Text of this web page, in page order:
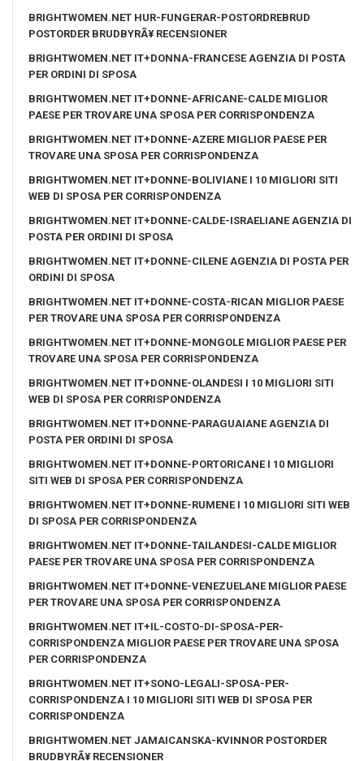
BRIGHTWOMEN.NET HUR-FUNGERAR-POSTORDREBRUD
POSTORDER BRUDBYRÃ¥ RECENSIONER
BRIGHTWOMEN.NET IT+DONNA-FRANCESE AGENZIA DI POSTA
PER ORDINI DI SPOSA
BRIGHTWOMEN.NET IT+DONNE-AFRICANE-CALDE MIGLIOR
PAESE PER TROVARE UNA SPOSA PER CORRISPONDENZA
BRIGHTWOMEN.NET IT+DONNE-AZERE MIGLIOR PAESE PER
TROVARE UNA SPOSA PER CORRISPONDENZA
BRIGHTWOMEN.NET IT+DONNE-BOLIVIANE I 10 MIGLIORI SITI
WEB DI SPOSA PER CORRISPONDENZA
BRIGHTWOMEN.NET IT+DONNE-CALDE-ISRAELIANE AGENZIA DI
POSTA PER ORDINI DI SPOSA
BRIGHTWOMEN.NET IT+DONNE-CILENE AGENZIA DI POSTA PER
ORDINI DI SPOSA
BRIGHTWOMEN.NET IT+DONNE-COSTA-RICAN MIGLIOR PAESE
PER TROVARE UNA SPOSA PER CORRISPONDENZA
BRIGHTWOMEN.NET IT+DONNE-MONGOLE MIGLIOR PAESE PER
TROVARE UNA SPOSA PER CORRISPONDENZA
BRIGHTWOMEN.NET IT+DONNE-OLANDESI I 10 MIGLIORI SITI
WEB DI SPOSA PER CORRISPONDENZA
BRIGHTWOMEN.NET IT+DONNE-PARAGUAIANE AGENZIA DI
POSTA PER ORDINI DI SPOSA
BRIGHTWOMEN.NET IT+DONNE-PORTORICANE I 10 MIGLIORI
SITI WEB DI SPOSA PER CORRISPONDENZA
BRIGHTWOMEN.NET IT+DONNE-RUMENE I 10 MIGLIORI SITI WEB
DI SPOSA PER CORRISPONDENZA
BRIGHTWOMEN.NET IT+DONNE-TAILANDESI-CALDE MIGLIOR
PAESE PER TROVARE UNA SPOSA PER CORRISPONDENZA
BRIGHTWOMEN.NET IT+DONNE-VENEZUELANE MIGLIOR PAESE
PER TROVARE UNA SPOSA PER CORRISPONDENZA
BRIGHTWOMEN.NET IT+IL-COSTO-DI-SPOSA-PER-
CORRISPONDENZA MIGLIOR PAESE PER TROVARE UNA SPOSA
PER CORRISPONDENZA
BRIGHTWOMEN.NET IT+SONO-LEGALI-SPOSA-PER-
CORRISPONDENZA I 10 MIGLIORI SITI WEB DI SPOSA PER
CORRISPONDENZA
BRIGHTWOMEN.NET JAMAICANSKA-KVINNOR POSTORDER
BRUDBYRÃ¥ RECENSIONER